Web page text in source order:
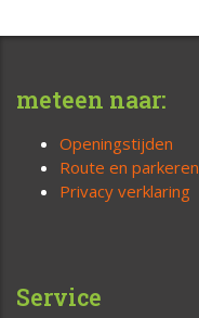
meteen naar:
Openingstijden
Route en parkeren
Privacy verklaring
Service